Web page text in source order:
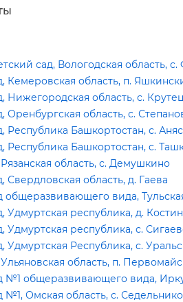
сад, Вологодская область, с.
Кемеровская область, п.
область, с. Крутец
область, с.
Башкортостан, с.
Республика Башкортостан, с.
область, с. Демушкино
область, д. Гаева
вида,
республика, д.
республика, с.
Республика, с.
область, п.
общеразвивающего вида,
Омская область, с.